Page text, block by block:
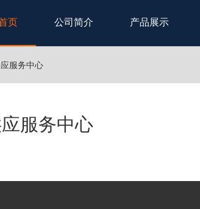
页 公司简介 产品展示
服务中心
服务中心